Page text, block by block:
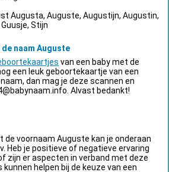
Augusta, Auguste, Augustijn, Augustin,
Stijn
naam Auguste
van een baby met de
een leuk geboortekaartje van een
dan mag je deze scannen en
. Alvast bedankt!
de voornaam Auguste kan je onderaan
Heb je positieve of negatieve ervaring
zijn er aspecten in verband met deze
helpen bij de keuze van een